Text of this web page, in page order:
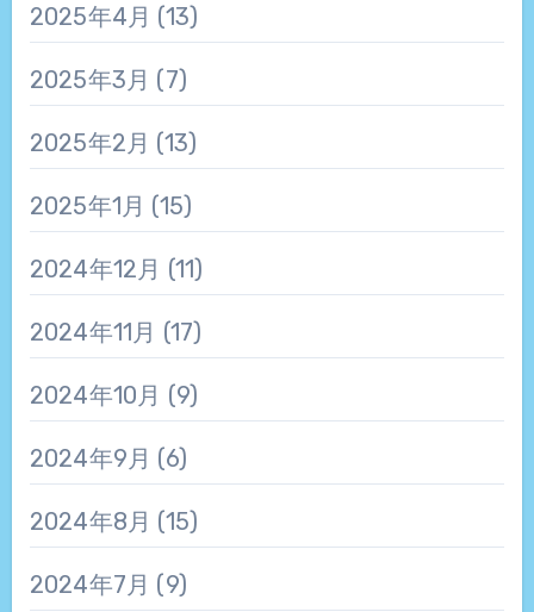
2025年4月 (13)
2025年3月 (7)
2025年2月 (13)
2025年1月 (15)
2024年12月 (11)
2024年11月 (17)
2024年10月 (9)
2024年9月 (6)
2024年8月 (15)
2024年7月 (9)